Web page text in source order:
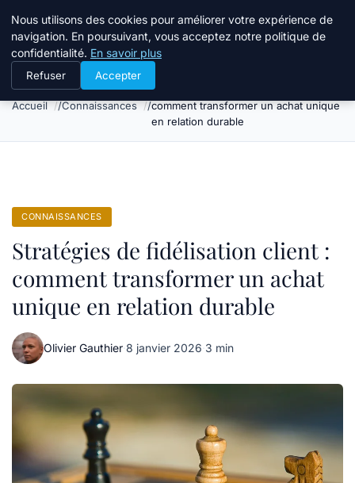
Bible Telemarketing
Accueil Connaissances
Stratégies de fidélisation client :
comment transformer un achat unique
en relation durable
CONNAISSANCES
Stratégies de fidélisation client :
comment transformer un achat
unique en relation durable
Olivier Gauthier·8 janvier 2026·3 min
Nous utilisons des cookies pour améliorer votre expérience de
navigation. En poursuivant, vous acceptez notre politique de
confidentialité. En savoir plus
Refuser Accepter